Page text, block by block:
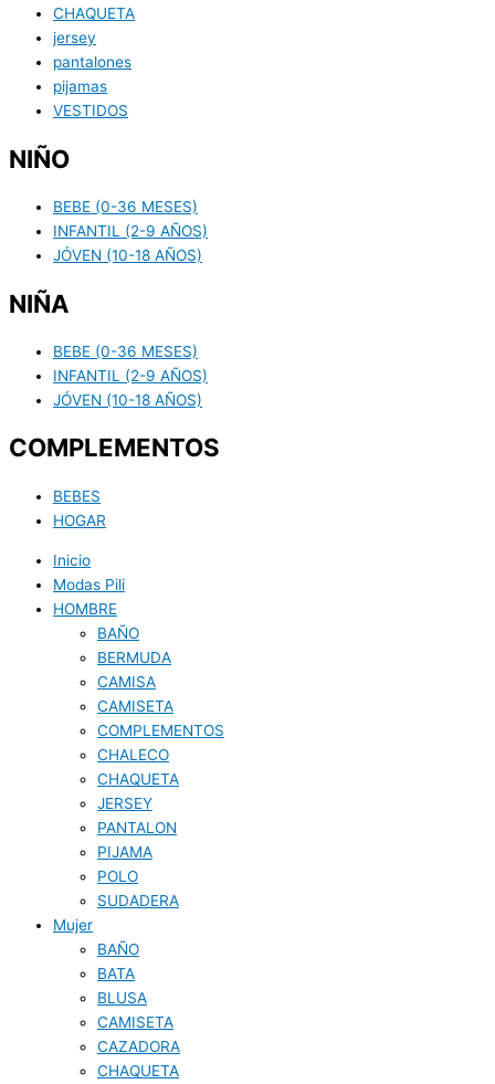
CHAQUETA
jersey
pantalones
pijamas
VESTIDOS
NIÑO
BEBE (0-36 MESES)
INFANTIL (2-9 AÑOS)
JÓVEN (10-18 AÑOS)
NIÑA
BEBE (0-36 MESES)
INFANTIL (2-9 AÑOS)
JÓVEN (10-18 AÑOS)
COMPLEMENTOS
BEBES
HOGAR
Inicio
Modas Pili
HOMBRE
BAÑO
BERMUDA
CAMISA
CAMISETA
COMPLEMENTOS
CHALECO
CHAQUETA
JERSEY
PANTALON
PIJAMA
POLO
SUDADERA
Mujer
BAÑO
BATA
BLUSA
CAMISETA
CAZADORA
CHAQUETA